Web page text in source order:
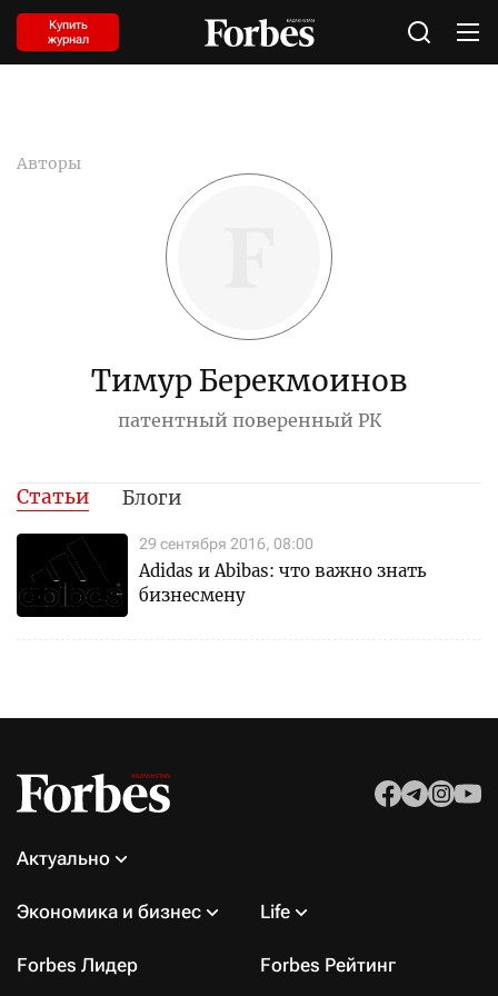
Купить
журнал
Авторы
Тимур Берекмоинов
патентный поверенный РК
Статьи Блоги
29 сентября 2016, 08:00
Adidas и Abibas: что важно знать
бизнесмену
Актуально
Экономика и бизнес Life
Forbes Лидер Forbes Рейтинг